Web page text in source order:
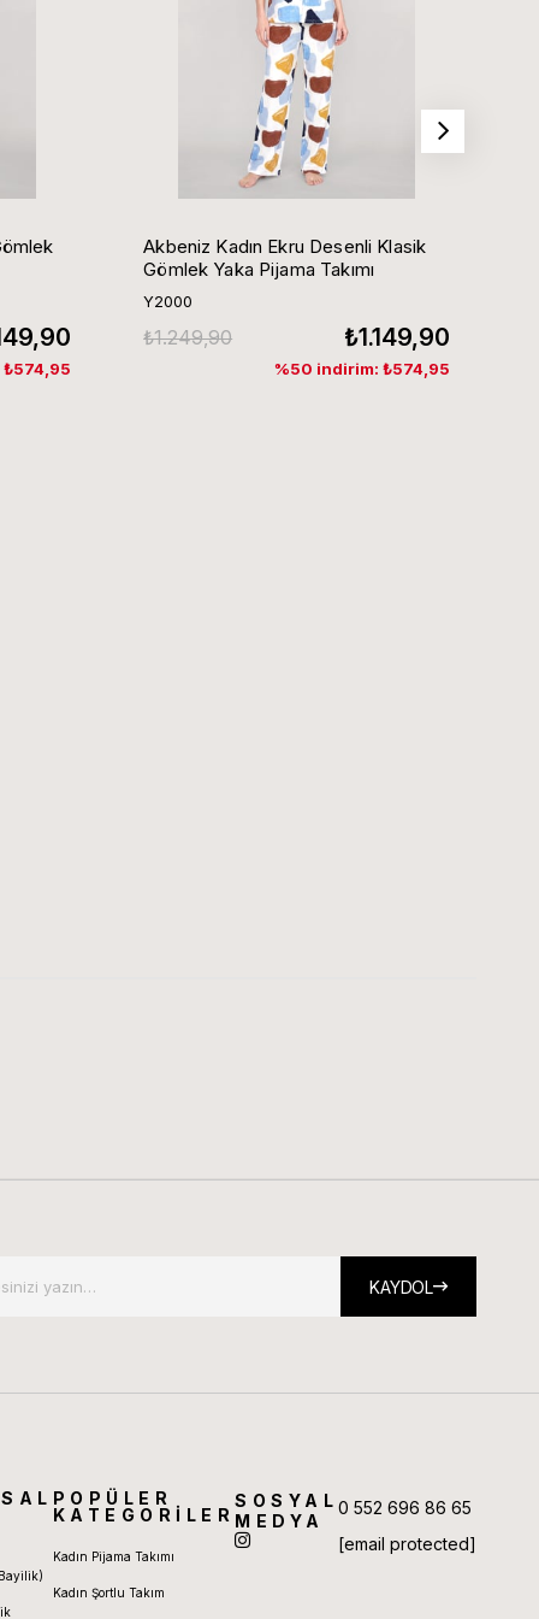
Akbeniz Kadın Ekru Desenli Klasik
Gömlek Yaka Pijama Takımı
Y2000
₺1.149,90
₺1.249,90
%50 indirim: ₺574,95
KAYDOL
POPÜLER
KATEGORİLER
Kadın Pijama Takımı
Kadın Şortlu Takım
SOSYAL
MEDYA
0 552 696 86 65
[email protected]